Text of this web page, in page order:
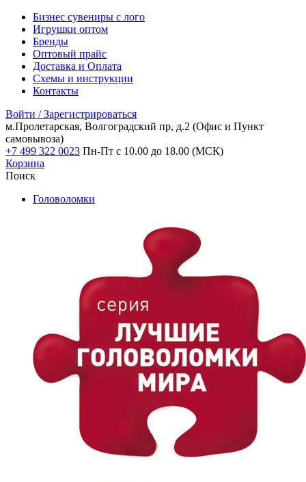
Бизнес сувениры с лого
Игрушки оптом
Бренды
Оптовый прайс
Доставка и Оплата
Схемы и инструкции
Контакты
Войти / Зарегистрироваться
м.Пролетарская, Волгоградский пр, д.2 (Офис и Пункт
самовывоза)
+7 499 322 0023 Пн-Пт с 10.00 до 18.00 (МСК)
Корзина
Поиск
Головоломки